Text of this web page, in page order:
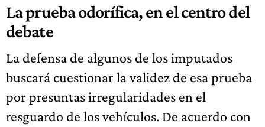
La prueba odorífica, en el centro del
debate
La defensa de algunos de los imputados
buscará cuestionar la validez de esa prueba
por presuntas irregularidades en el
resguardo de los vehículos. De acuerdo con